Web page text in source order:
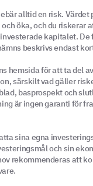
alltid en risk. Värdet
öka, och du riskerar
kapitalet.
beskrivs endast
hemsida för att ta del
särskilt vad gäller
basprospekt och
är ingen garanti för
sina egna
och sin
rekommenderas att